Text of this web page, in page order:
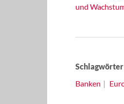
und
Schlagwörter
Banken